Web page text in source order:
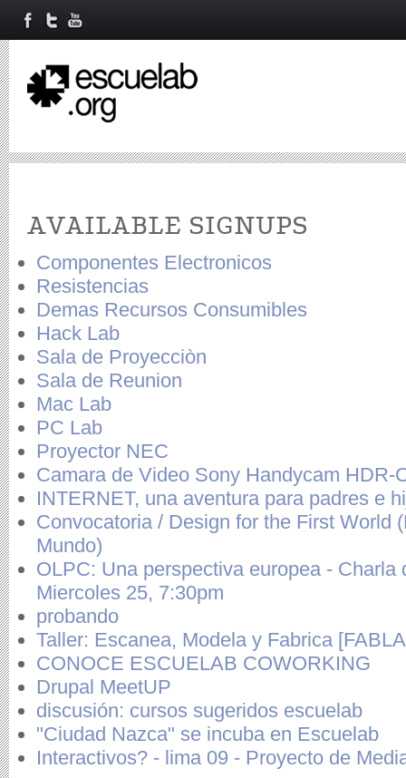
AVAILABLE SIGNUPS
Componentes Electronicos
Resistencias
Demas Recursos Consumibles
Hack Lab
Sala de Proyecciòn
Sala de Reunion
Mac Lab
PC Lab
Proyector NEC
Camara de Video Sony Handycam HDR-
INTERNET, una aventura para padres e
Convocatoria / Design for the First World
Mundo)
OLPC: Una perspectiva europea - Charla
Miercoles 25, 7:30pm
probando
Taller: Escanea, Modela y Fabrica
CONOCE ESCUELAB COWORKING
Drupal MeetUP
discusión: cursos sugeridos escuelab
"Ciudad Nazca" se incuba en Escuelab
Interactivos? - lima 09 - Proyecto de